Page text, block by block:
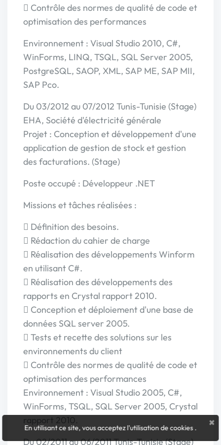
 Contrôle des normes de qualité de code et
optimisation des performances
Environnement : Visual Studio 2010, C#,
WinForms, LINQ, TSQL, SQL Server 2005,
PostgreSQL, SAOP, XML, SAP ME, SAP MII,
SAP Pco.
Du 03/2012 au 07/2012 Tunis-Tunisie (Stage)
EHA, Société d'électricité générale
Projet : Conception et développement d'une
application de gestion de stock et gestion
des facturations. (Stage)
Poste occupé : Développeur .NET
Missions et tâches réalisées :
 Définition des besoins.
 Rédaction du cahier de charge
 Réalisation des développements Winform
en utilisant C#.
 Réalisation des développements des
rapports en Crystal rapport 2010.
 Conception et déploiement d'une base de
données SQL server 2005.
 Tests et recette des solutions sur les
environnements du client
 Contrôle des normes de qualité de code et
optimisation des performances
Environnement : Visual Studio 2005, C#,
WinForms, TSQL, SQL Server 2005, Crystal
rapport 2010.
Du 02/2011 au 06/2011 Tunis-Tunisie (Stage)
×
En utilisant ce site, vous acceptez l'utilisation de cookies.